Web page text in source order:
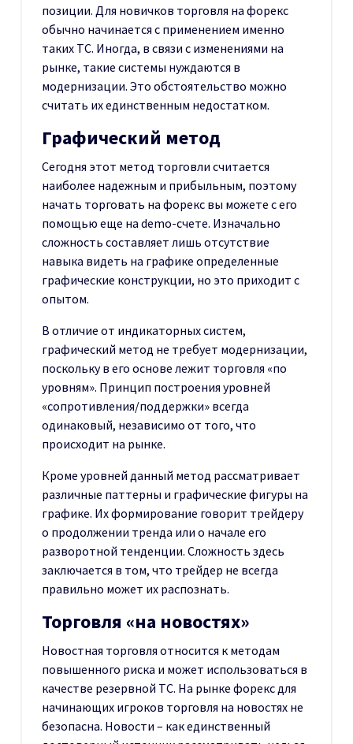
позиции. Для новичков торговля на форекс
обычно начинается с применением именно
таких ТС. Иногда, в связи с изменениями на
рынке, такие системы нуждаются в
модернизации. Это обстоятельство можно
считать их единственным недостатком.
Графический метод
Сегодня этот метод торговли считается
наиболее надежным и прибыльным, поэтому
начать торговать на форекс вы можете с его
помощью еще на demo-счете. Изначально
сложность составляет лишь отсутствие
навыка видеть на графике определенные
графические конструкции, но это приходит с
опытом.
В отличие от индикаторных систем,
графический метод не требует модернизации,
поскольку в его основе лежит торговля «по
уровням». Принцип построения уровней
«сопротивления/поддержки» всегда
одинаковый, независимо от того, что
происходит на рынке.
Кроме уровней данный метод рассматривает
различные паттерны и графические фигуры на
графике. Их формирование говорит трейдеру
о продолжении тренда или о начале его
разворотной тенденции. Сложность здесь
заключается в том, что трейдер не всегда
правильно может их распознать.
Торговля «на новостях»
Новостная торговля относится к методам
повышенного риска и может использоваться в
качестве резервной ТС. На рынке форекс для
начинающих игроков торговля на новостях не
безопасна. Новости – как единственный